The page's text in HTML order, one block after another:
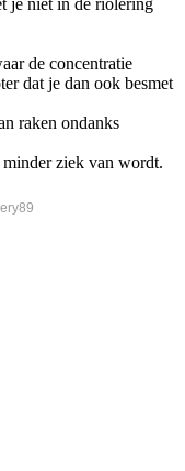
je niet in de riolering
de concentratie
dat je dan ook besmet
raken ondanks
ziek van wordt.